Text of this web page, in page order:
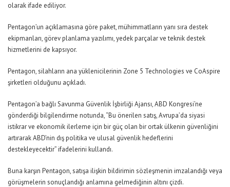
olarak ifade ediliyor.
Pentagon’un açıklamasına göre paket, mühimmatların yanı sıra destek
ekipmanları, görev planlama yazılımı, yedek parçalar ve teknik destek
hizmetlerini de kapsıyor.
Pentagon, silahların ana yüklenicilerinin Zone 5 Technologies ve CoAspire
şirketleri olduğunu açıkladı.
Pentagon’a bağlı Savunma Güvenlik İşbirliği Ajansı, ABD Kongresi’ne
gönderdiği bilgilendirme notunda,“Bu önerilen satış, Avrupa’da siyasi
istikrar ve ekonomik ilerleme için bir güç olan bir ortak ülkenin güvenliğini
artırarak ABD’nin dış politika ve ulusal güvenlik hedeflerini
destekleyecektir”ifadelerini kullandı.
Buna karşın Pentagon, satışa ilişkin bildirimin sözleşmenin imzalandığı veya
görüşmelerin sonuçlandığı anlamına gelmediğinin altını çizdi.